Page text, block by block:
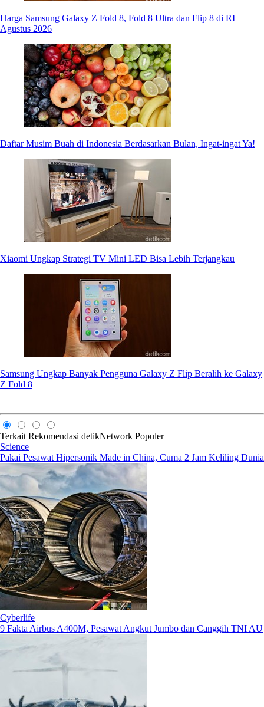
Harga Samsung Galaxy Z Fold 8, Fold 8 Ultra dan Flip 8 di RI
Agustus 2026
Daftar Musim Buah di Indonesia Berdasarkan Bulan, Ingat-ingat Ya!
Xiaomi Ungkap Strategi TV Mini LED Bisa Lebih Terjangkau
Samsung Ungkap Banyak Pengguna Galaxy Z Flip Beralih ke Galaxy
Z Fold 8
Terkait Rekomendasi detikNetwork Populer
Science
Pakai Pesawat Hipersonik Made in China, Cuma 2 Jam Keliling Dunia
Cyberlife
9 Fakta Airbus A400M, Pesawat Angkut Jumbo dan Canggih TNI AU